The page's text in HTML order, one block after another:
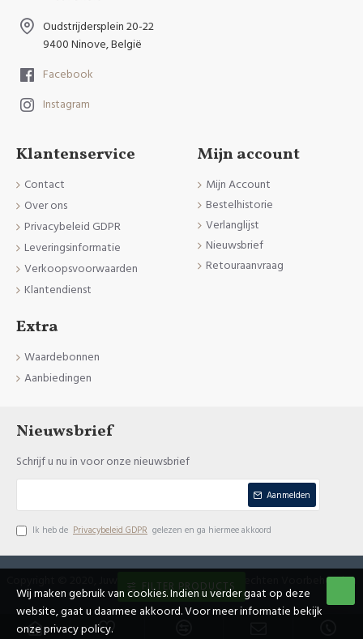
Oudstrijdersplein 20-22
9400 Ninove, België
Facebook
Instagram
Klantenservice
Contact
Over ons
Privacybeleid GDPR
Leveringsinformatie
Verkoopsvoorwaarden
Klantendienst
Mijn account
Mijn Account
Bestelhistorie
Verlanglijst
Nieuwsbrief
Retouraanvraag
Extra
Waardebonnen
Aanbiedingen
Nieuwsbrief
Schrijf u nu in voor onze nieuwsbrief
Aanmelden
Ik heb de Privacybeleid GDPR gelezen en ga hiermee akkoord
Copyright © 2020, Juweliers Nachtergaele, Alle Rechten Voorbehouden
Wij maken gebruik van cookies. Indien u verder gaat op deze
website, gaat u daarmee akkoord. Voor meer informatie bekijk
onze privacy policy.
FILTER PRODUCTS